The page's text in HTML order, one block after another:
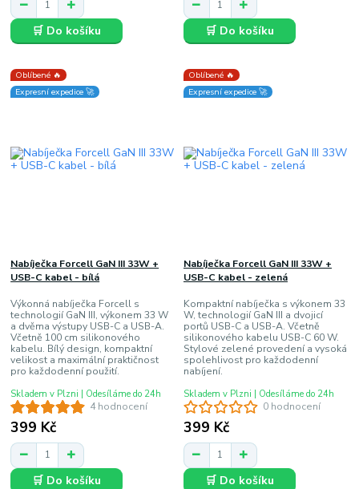
🛒 Do košíku 🛒 Do košíku
Oblíbené 🔥
Expresní expedice 🚀
4 hodnocení
Nabíječka Forcell GaN III 33W +
USB-C kabel - bílá
Výkonná nabíječka Forcell s
technologií GaN III, výkonem 33 W
a dvěma výstupy USB-C a USB-A.
Včetně 100 cm silikonového
kabelu. Bílý design, kompaktní
velikost a maximální praktičnost
pro každodenní použití.
399 Kč
Skladem v Plzni | Odesíláme do 24h
🛒 Do košíku
Oblíbené 🔥
Expresní expedice 🚀
0 hodnocení
Nabíječka Forcell GaN III 33W +
USB-C kabel - zelená
Kompaktní nabíječka s výkonem 33
W, technologií GaN III a dvojicí
portů USB-C a USB-A. Včetně
silikonového kabelu USB-C 60 W.
Stylové zelené provedení a vysoká
spolehlivost pro každodenní
nabíjení.
399 Kč
Skladem v Plzni | Odesíláme do 24h
🛒 Do košíku